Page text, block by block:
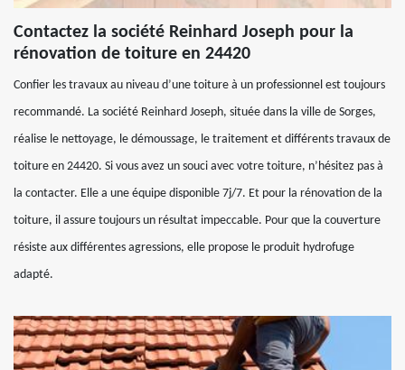
Contactez la société Reinhard Joseph pour la
rénovation de toiture en 24420
Confier les travaux au niveau d’une toiture à un professionnel est toujours
recommandé. La société Reinhard Joseph, située dans la ville de Sorges,
réalise le nettoyage, le démoussage, le traitement et différents travaux de
toiture en 24420. Si vous avez un souci avec votre toiture, n’hésitez pas à
la contacter. Elle a une équipe disponible 7j/7. Et pour la rénovation de la
toiture, il assure toujours un résultat impeccable. Pour que la couverture
résiste aux différentes agressions, elle propose le produit hydrofuge
adapté.